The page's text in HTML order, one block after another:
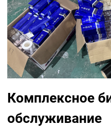
Комплексное
обслуживание